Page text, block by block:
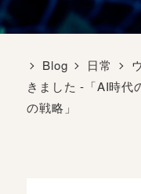
Blog 日常
きました -「AI時代
の戦略」